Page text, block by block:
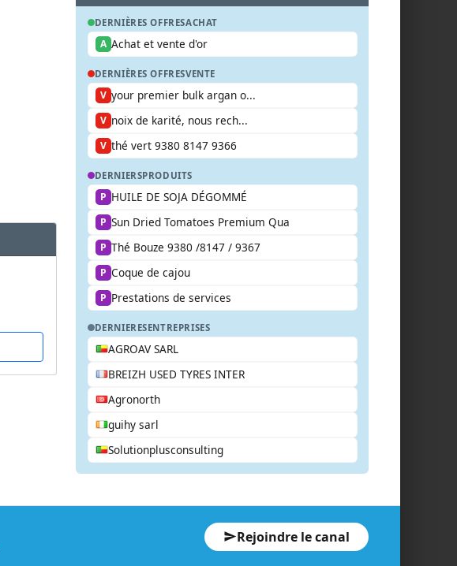
DERNIÈRES OFFRESACHAT
A Achat et vente d'or
DERNIÈRES OFFRESVENTE
V your premier bulk argan o...
V noix de karité, nous rech...
V thé vert 9380 8147 9366
DERNIERSPRODUITS
P HUILE DE SOJA DÉGOMMÉ
P Sun Dried Tomatoes Premium Qua
P Thé Bouze 9380 /8147 / 9367
P Coque de cajou
P Prestations de services
DERNIERESENTREPRISES
AGROAV SARL
BREIZH USED TYRES INTER
Agronorth
guihy sarl
Solutionplusconsulting
Rejoindre le canal